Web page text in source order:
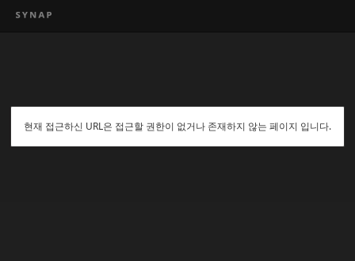
현재 접근하신 URL은 접근할 권한이 없거나 존재하지 않는 페이지 입니다.